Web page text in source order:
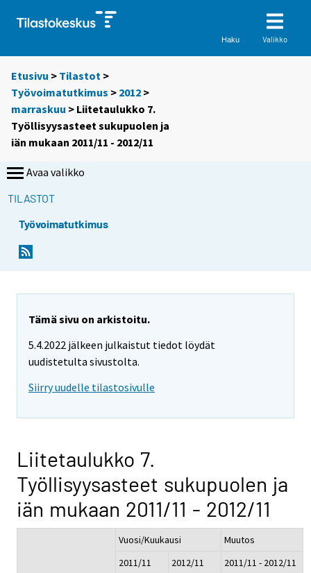
Haku Valikko
Etusivu > Tilastot >
Työvoimatutkimus > 2012 >
marraskuu > Liitetaulukko 7.
Työllisyysasteet sukupuolen ja
iän mukaan 2011/11 - 2012/11
Avaa valikko
TILASTOT
Työvoimatutkimus
Tämä sivu on arkistoitu.
5.4.2022 jälkeen julkaistut tiedot löydät
uudistetulta sivustolta.
Siirry uudelle tilastosivulle
Liitetaulukko 7.
Työllisyysasteet sukupuolen ja
iän mukaan 2011/11 - 2012/11
Vuosi/Kuukausi
Muutos
2011/11
2012/11
2011/11 - 2012/11